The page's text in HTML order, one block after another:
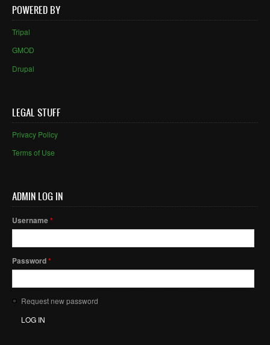
POWERED BY
Tripal
GMOD
Drupal
LEGAL STUFF
Privacy Policy
Terms of Use
ADMIN LOG IN
Username*
Password*
Request new password